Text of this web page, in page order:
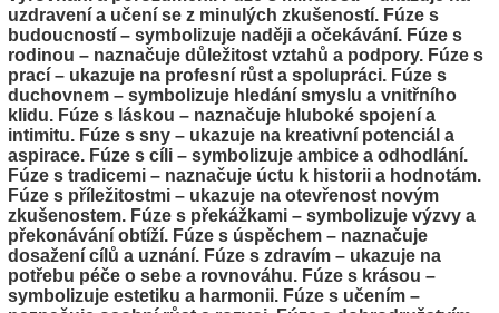
uzdravení a učení se z minulých zkušeností. Fúze s
budoucností – symbolizuje naději a očekávání. Fúze s
rodinou – naznačuje důležitost vztahů a podpory. Fúze s
prací – ukazuje na profesní růst a spolupráci. Fúze s
duchovnem – symbolizuje hledání smyslu a vnitřního
klidu. Fúze s láskou – naznačuje hluboké spojení a
intimitu. Fúze s sny – ukazuje na kreativní potenciál a
aspirace. Fúze s cíli – symbolizuje ambice a odhodlání.
Fúze s tradicemi – naznačuje úctu k historii a hodnotám.
Fúze s příležitostmi – ukazuje na otevřenost novým
zkušenostem. Fúze s překážkami – symbolizuje výzvy a
překonávání obtíží. Fúze s úspěchem – naznačuje
dosažení cílů a uznání. Fúze s zdravím – ukazuje na
potřebu péče o sebe a rovnováhu. Fúze s krásou –
symbolizuje estetiku a harmonii. Fúze s učením –